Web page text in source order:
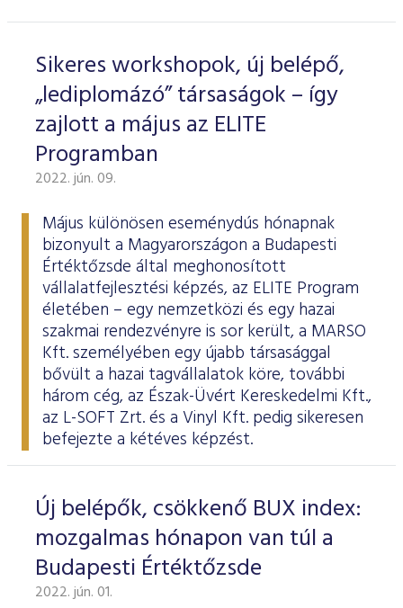
Sikeres workshopok, új belépő,
„lediplomázó” társaságok – így
zajlott a május az ELITE
Programban
2022. jún. 09.
Május különösen eseménydús hónapnak
bizonyult a Magyarországon a Budapesti
Értéktőzsde által meghonosított
vállalatfejlesztési képzés, az ELITE Program
életében – egy nemzetközi és egy hazai
szakmai rendezvényre is sor került, a MARSO
Kft. személyében egy újabb társasággal
bővült a hazai tagvállalatok köre, további
három cég, az Észak-Üvért Kereskedelmi Kft.,
az L-SOFT Zrt. és a Vinyl Kft. pedig sikeresen
befejezte a kétéves képzést.
Új belépők, csökkenő BUX index:
mozgalmas hónapon van túl a
Budapesti Értéktőzsde
2022. jún. 01.